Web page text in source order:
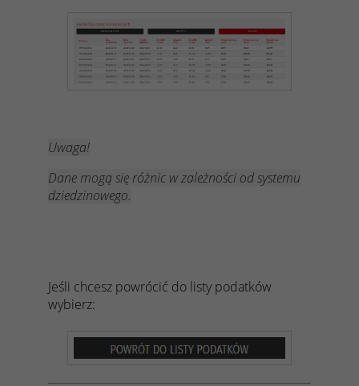
Uwaga!
Dane mogą się różnic w zależności od systemu
dziedzinowego.
Jeśli chcesz powrócić do listy podatków
wybierz: